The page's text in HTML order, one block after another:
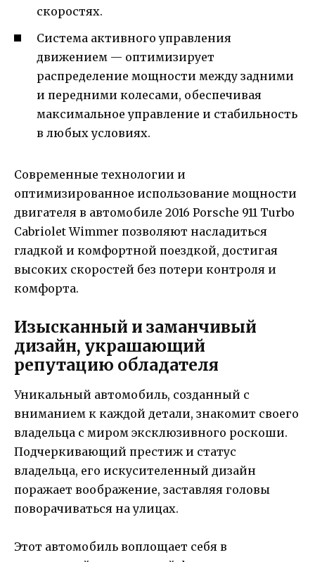
скоростях.
Система активного управления
движением — оптимизирует
распределение мощности между задними
и передними колесами, обеспечивая
максимальное управление и стабильность
в любых условиях.
Современные технологии и
оптимизированное использование мощности
двигателя в автомобиле 2016 Porsche 911 Turbo
Cabriolet Wimmer позволяют насладиться
гладкой и комфортной поездкой, достигая
высоких скоростей без потери контроля и
комфорта.
Изысканный и заманчивый
дизайн, украшающий
репутацию обладателя
Уникальный автомобиль, созданный с
вниманием к каждой детали, знакомит своего
владельца с миром эксклюзивного роскоши.
Подчеркивающий престиж и статус
владельца, его искусителенный дизайн
поражает воображение, заставляя головы
поворачиваться на улицах.
Этот автомобиль воплощает себя в